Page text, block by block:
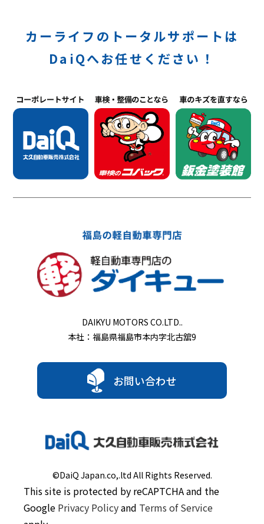
カーライフのトータルサポートは
DaiQへお任せください！
DAIKYU MOTORS CO.LTD..
本社：福島県福島市本内字北古舘9
お問い合わせ
©DaiQ Japan.co,.ltd All Rights Reserved.
This site is protected by reCAPTCHA and the
Google Privacy Policyand Terms of Service